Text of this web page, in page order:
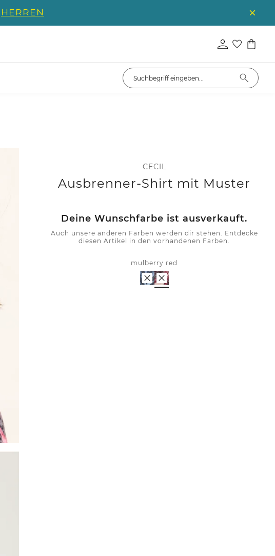
HERREN
CECIL
Ausbrenner-Shirt mit Muster
Deine Wunschfarbe ist ausverkauft.
Auch unsere anderen Farben werden dir stehen. Entdecke
diesen Artikel in den vorhandenen Farben.
mulberry red